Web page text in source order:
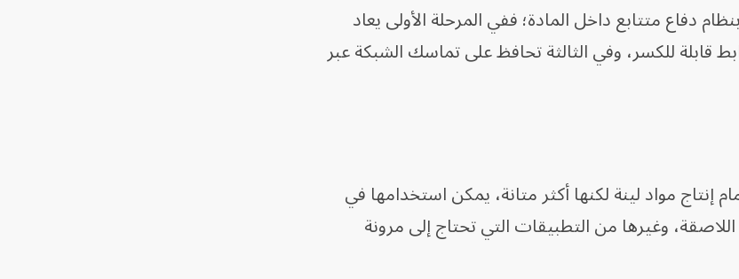
دفاع متتابع داخل المادة؛ ففي المرحلة الأولى يعاد
قابلة للكسر، وفي الثالثة تحافظ على تماسك الشبكة عبر
إنتاج مواد لينة لكنها أكثر متانة، يمكن استخدامها في
اللاصقة، وغيرها من التطبيقات التي تحتاج إلى مرونة